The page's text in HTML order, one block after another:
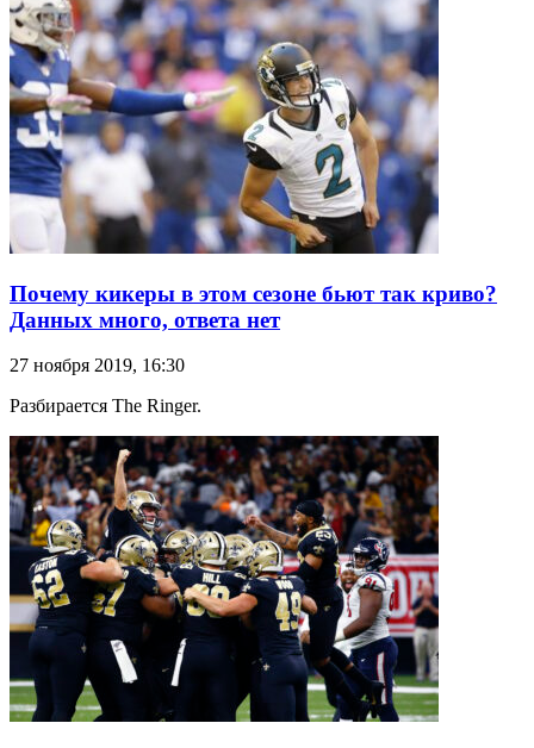
Почему кикеры в этом сезоне бьют так криво?
Данных много, ответа нет
27 ноября 2019, 16:30
Разбирается The Ringer.